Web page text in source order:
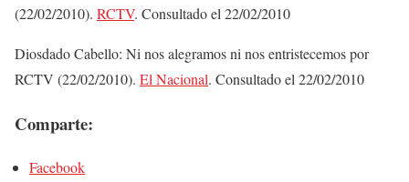
(22/02/2010). RCTV. Consultado el 22/02/2010
Diosdado Cabello: Ni nos alegramos ni nos entristecemos por
RCTV (22/02/2010). El Nacional. Consultado el 22/02/2010
Comparte:
Facebook